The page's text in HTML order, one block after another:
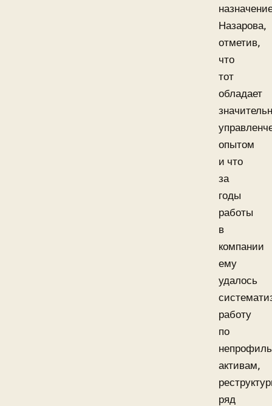
Назарова,
отметив,
что
тот
обладает
опытом
и что
за
годы
работы
в
компании
ему
удалось
работу
по
активам,
ряд